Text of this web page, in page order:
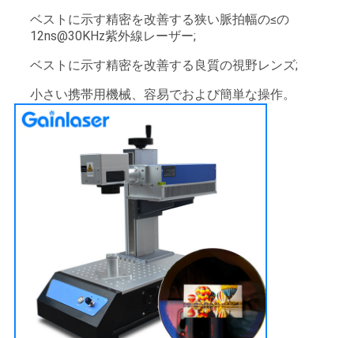
要
ベストに示す精密を改善する狭い脈拍幅の≤の
12ns@30KHz紫外線レーザー;
ベストに示す精密を改善する良質の視野レンズ;
小さい携帯用機械、容易でおよび簡単な操作。